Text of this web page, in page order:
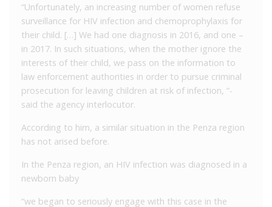
“Unfortunately, an increasing number of women refuse
surveillance for HIV infection and chemoprophylaxis for
their child. […] We had one diagnosis in 2016, and one –
in 2017. In such situations, when the mother ignore the
interests of their child, we pass on the information to
law enforcement authorities in order to pursue criminal
prosecution for leaving children at risk of infection, “-
said the agency interlocutor.
According to him, a similar situation in the Penza region
has not arised before.
In the Penza region, an HIV infection was diagnosed in a
newborn baby
“we began to seriously engage with this case in the